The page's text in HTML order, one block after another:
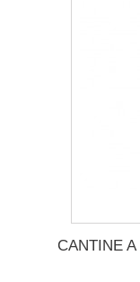
CANTINE